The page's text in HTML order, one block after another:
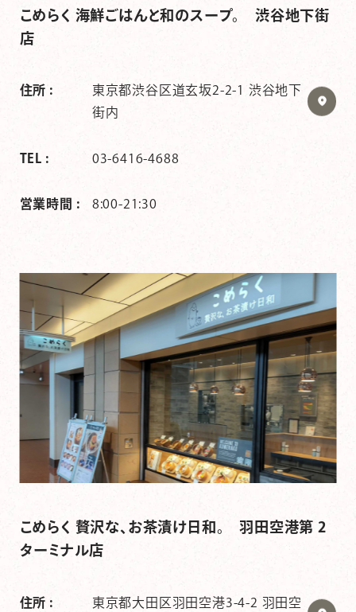
こめらく 海鮮ごはんと和のスープ。 渋谷地下街
店
住所 :
東京都渋谷区道玄坂2-2-1 渋谷地下
街内
TEL : 03-6416-4688
営業時間 : 8:00-21:30
こめらく 贅沢な、お茶漬け日和。 羽田空港第 2
ターミナル店
住所 :
東京都大田区羽田空港3-4-2 羽田空